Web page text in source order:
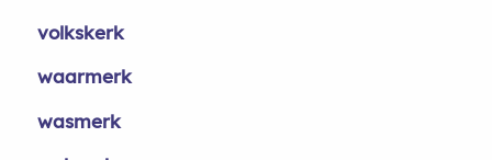
volkskerk
waarmerk
wasmerk